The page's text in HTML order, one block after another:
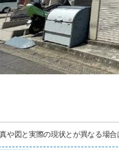
や図と実際の現状とが異なる場合